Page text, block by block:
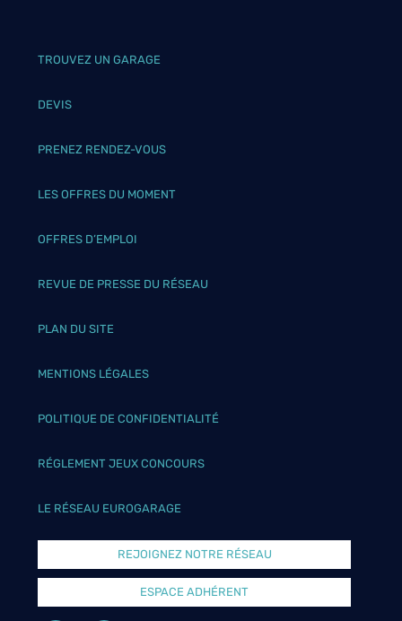
TROUVEZ UN GARAGE
DEVIS
PRENEZ RENDEZ-VOUS
LES OFFRES DU MOMENT
OFFRES D’EMPLOI
REVUE DE PRESSE DU RÉSEAU
PLAN DU SITE
MENTIONS LÉGALES
POLITIQUE DE CONFIDENTIALITÉ
RÉGLEMENT JEUX CONCOURS
LE RÉSEAU EUROGARAGE
REJOIGNEZ NOTRE RÉSEAU
ESPACE ADHÉRENT